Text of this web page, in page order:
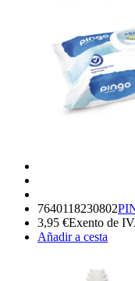
7640118230802
3,95 €Exento de
Añadir a cesta